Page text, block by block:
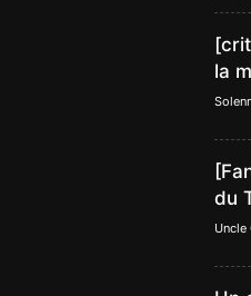
la
du
Uncle